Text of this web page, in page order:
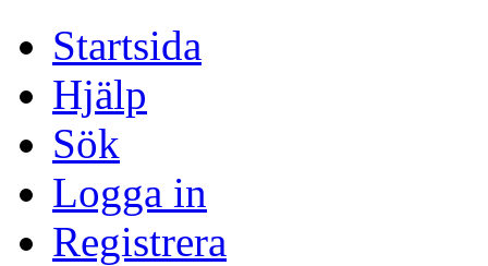
Startsida
Hjälp
Sök
Logga in
Registrera